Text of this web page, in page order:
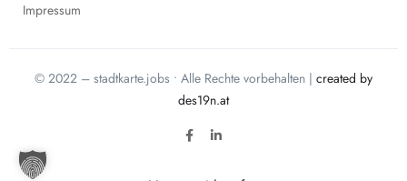
Impressum
© 2022 – stadtkarte.jobs • Alle Rechte vorbehalten | created by
des19n.at